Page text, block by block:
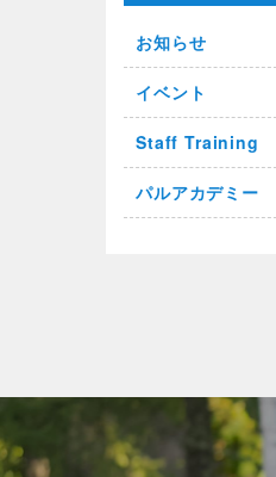
お知らせ
イベント
Staff Training
パルアカデミー